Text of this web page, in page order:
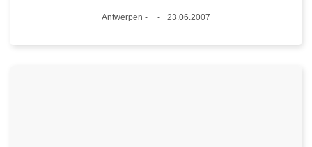
Plaats
Antwerpen -
23.06.2007